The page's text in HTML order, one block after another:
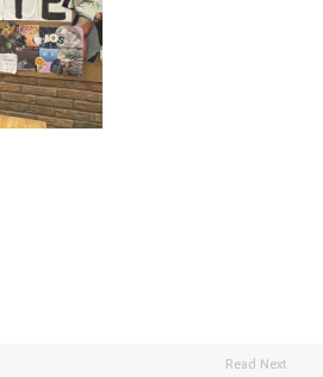
Read Next